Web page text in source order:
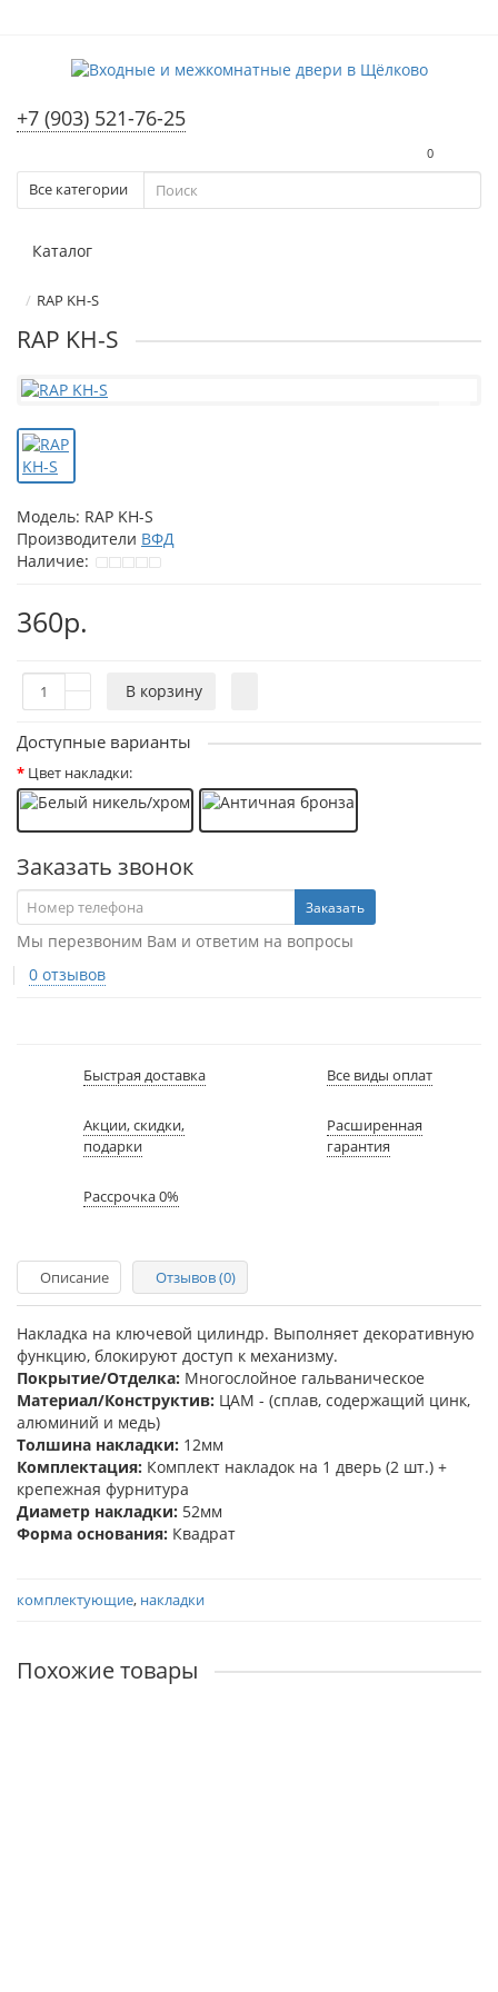
+7 (903) 521-76-25
0
Все категории
Каталог
RAP KH-S
RAP KH-S
Модель: RAP KH-S
Производители ВФД
Наличие:
360р.
В корзину
Доступные варианты
Цвет накладки:
Заказать звонок
Заказать
Мы перезвоним Вам и ответим на вопросы
0 отзывов
Быстрая доставка Все виды оплат
Акции, скидки,
подарки
Расширенная
гарантия
Рассрочка 0%
Описание Отзывов (0)
Накладка на ключевой цилиндр. Выполняет декоративную
функцию, блокируют доступ к механизму.
Покрытие/Отделка: Многослойное гальваническое
Материал/Конструктив: ЦАМ - (сплав, содержащий цинк,
алюминий и медь)
Толшина накладки: 12мм
Комплектация: Комплект накладок на 1 дверь (2 шт.) +
крепежная фурнитура
Диаметр накладки: 52мм
Форма основания: Квадрат
комплектующие, накладки
Похожие товары